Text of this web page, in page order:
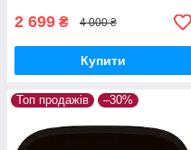
2 699 ₴ 4 000 ₴
Купити
Топ продажів –30%